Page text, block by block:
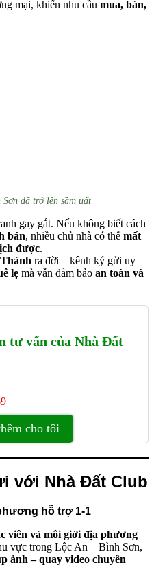
mại, khiến nhu cầu mua, bán,
đã trở lên sầm uất
gay gắt. Nếu không biết cách
bán, nhiều chủ nhà có thể mất
được.
ra đời – kênh ký gửi uy
lẹ mà vẫn đảm bảo an toàn và
tư vấn của Nhà Đất
cho tôi
với Nhà Đất Club
hỗ trợ 1-1
viên và môi giới địa phương
vực trong Lộc An – Bình Sơn,
ảnh – quay video chuyên